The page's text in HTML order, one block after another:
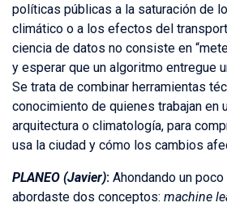
políticas públicas a la saturación de
climático o a los efectos del
ciencia de datos no consiste en
y esperar que un algoritmo entregue
Se trata de combinar herramientas
conocimiento de quienes trabajan en
arquitectura o climatología, para
usa la ciudad y cómo los cambios
PLANEO (Javier): Ahondando un
abordaste dos conceptos: machine